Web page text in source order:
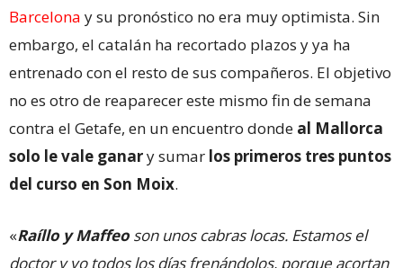
Barcelona y su pronóstico no era muy optimista. Sin
embargo, el catalán ha recortado plazos y ya ha
entrenado con el resto de sus compañeros. El objetivo
no es otro de reaparecer este mismo fin de semana
contra el Getafe, en un encuentro donde al Mallorca
solo le vale ganary sumar los primeros tres puntos
del curso en Son Moix.
«Raíllo y Maffeo son unos cabras locas. Estamos el
doctor y yo todos los días frenándolos, porque acortan